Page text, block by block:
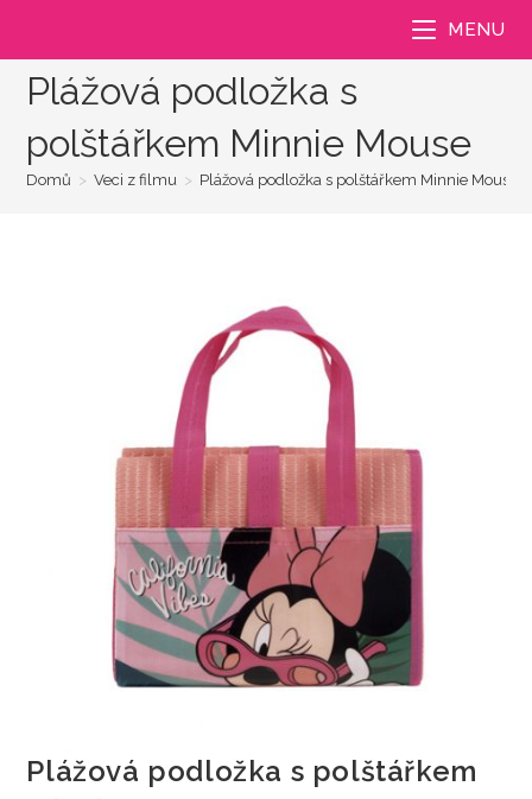
MENU
Plážová podložka s
polštářkem Minnie Mouse
Domů > Veci z filmu > Plážová podložka s polštářkem Minnie Mouse
Plážová podložka s polštářkem